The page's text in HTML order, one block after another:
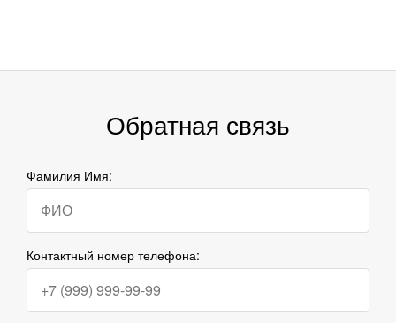
Обратная связь
Фамилия Имя:
Контактный номер телефона: